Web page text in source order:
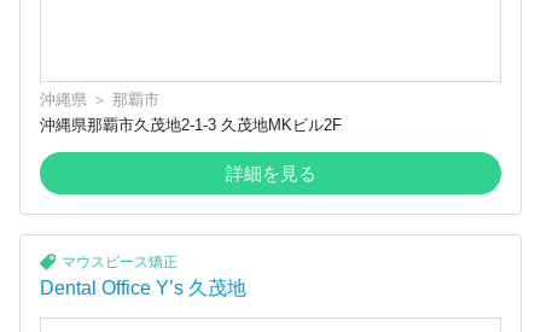
沖縄県 ＞ 那覇市
沖縄県那覇市久茂地2-1-3 久茂地MKビル2F
詳細を見る
マウスピース矯正
Dental Office Y’s 久茂地